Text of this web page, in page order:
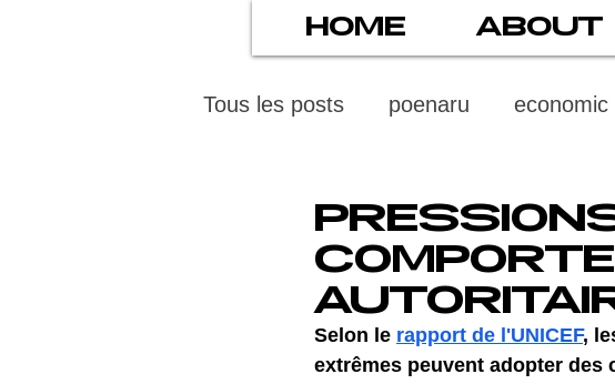
HOME ABOUT
Tous les posts poenaru economic
psychiatry screens digital
stress numérique podcast
Selon le rapport de l'UNICEF,
extrêmes peuvent adopter des